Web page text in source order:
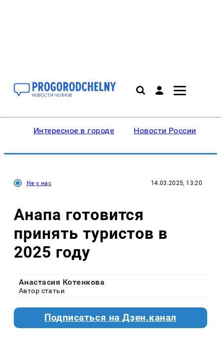
Интересное в городе Новости России
Не у нас 14.03.2025, 13:20
Анапа готовится
принять туристов в
2025 году
Анастасия Котенкова
Автор статьи
Подписаться на Дзен.канал